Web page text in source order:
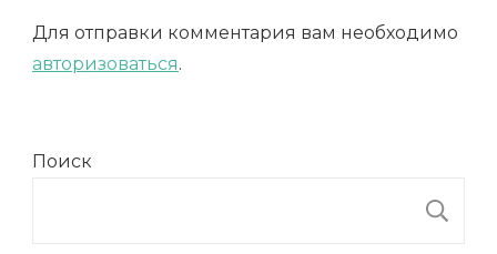
Для отправки комментария вам необходимо
авторизоваться.
Поиск